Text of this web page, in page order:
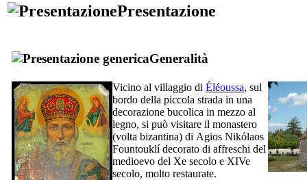
Presentazione
Generalità
Vicino al villaggio di Éléoussa, sul
bordo della piccola strada in una
decorazione bucolica in mezzo al
legno, si può visitare il monastero
(volta bizantina) di Agios Nikólaos
Fountouklídecorato di affreschi del
medioevo del Xe secolo e XIVe
secolo, molto restaurate.